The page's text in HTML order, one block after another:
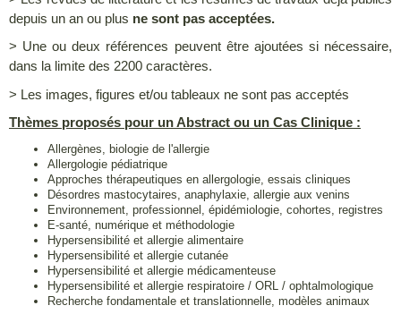
depuis un an ou plus ne sont pas acceptées.
> Une ou deux références peuvent être ajoutées si nécessaire,
dans la limite des 2200 caractères.
> Les images, figures et/ou tableaux ne sont pas acceptés
Thèmes proposés pour un Abstract ou un Cas Clinique :​
Allergènes, biologie de l'allergie
Allergologie pédiatrique
Approches thérapeutiques en allergologie, essais cliniques
Désordres mastocytaires, anaphylaxie, allergie aux venins
Environnement, professionnel, épidémiologie, cohortes, registres
E-santé, numérique et méthodologie
Hypersensibilité et allergie alimentaire
Hypersensibilité et allergie cutanée
Hypersensibilité et allergie médicamenteuse
Hypersensibilité et allergie respiratoire / ORL / ophtalmologique
Recherche fondamentale et translationnelle, modèles animaux